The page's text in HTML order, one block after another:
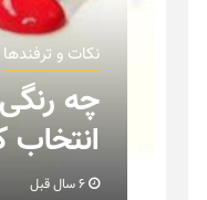
نکات و ترفندها
چه
انتخاب